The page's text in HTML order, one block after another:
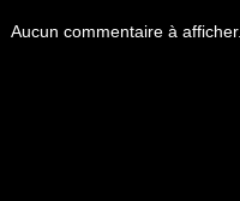
Aucun commentaire à afficher.